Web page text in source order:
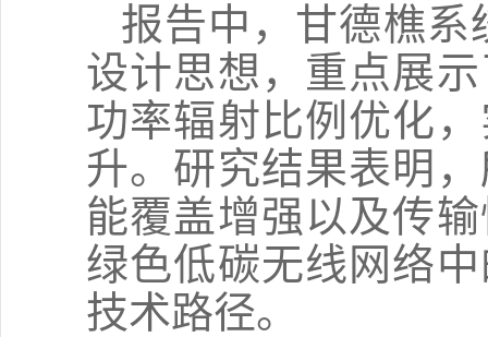
报告中，甘德樵系
设计思想，重点展
功率辐射比例优化
升。研究结果表明
能覆盖增强以及传
绿色低碳无线网络
技术路径。